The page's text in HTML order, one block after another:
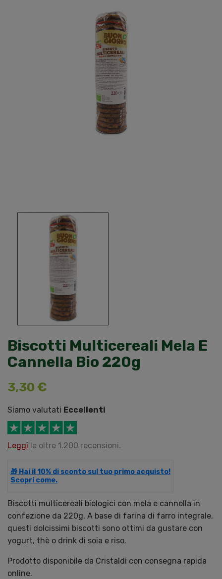
Biscotti Multicereali Mela E
Cannella Bio 220g
3,30 €
Siamo valutati Eccellenti
Leggi le oltre 1.200 recensioni.
🎁 Hai il 10% di sconto sul tuo primo acquisto!
Scopri come.
Biscotti multicereali biologici con mela e cannella in
confezione da 220g. A base di farina di farro integrale,
questi dolcissimi biscotti sono ottimi da gustare con
yogurt, thè o drink di soia e riso.
Prodotto disponibile da Cristaldi con consegna rapida
online.